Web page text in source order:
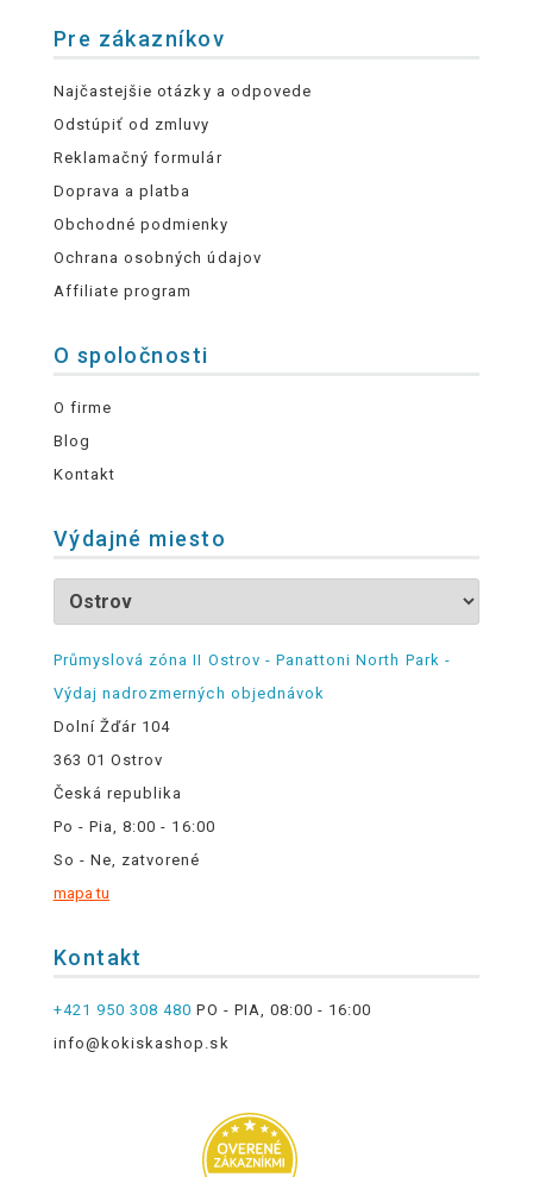
Pre zákazníkov
Najčastejšie otázky a odpovede
Odstúpiť od zmluvy
Reklamačný formulár
Doprava a platba
Obchodné podmienky
Ochrana osobných údajov
Affiliate program
O spoločnosti
O firme
Blog
Kontakt
Výdajné miesto
Průmyslová zóna II Ostrov - Panattoni North Park -
Výdaj nadrozmerných objednávok
Dolní Žďár 104
363 01 Ostrov
Česká republika
Po - Pia, 8:00 - 16:00
So - Ne, zatvorené
mapa tu
Kontakt
+421 950 308 480 PO - PIA, 08:00 - 16:00
info@kokiskashop.sk